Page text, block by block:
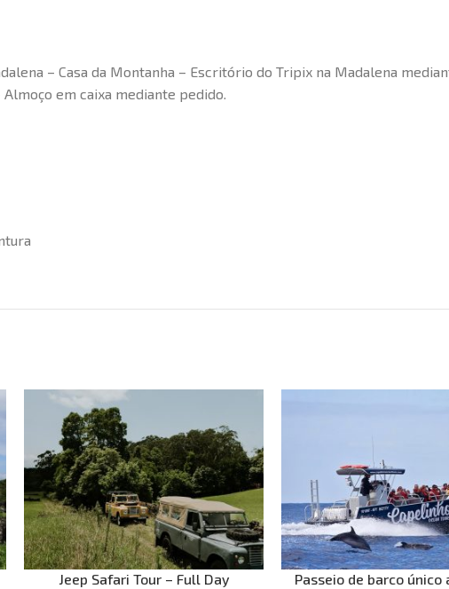
– Casa da Montanha – Escritório do Tripix na Madalena
em caixa mediante pedido.
Jeep Safari Tour – Full Day
Passeio de barco único